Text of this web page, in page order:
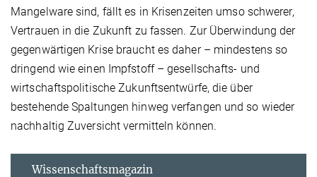
Mangelware sind, fällt es in Krisenzeiten umso schwerer,
Vertrauen in die Zukunft zu fassen. Zur Überwindung der
gegenwärtigen Krise braucht es daher – mindestens so
dringend wie einen Impfstoff – gesellschafts- und
wirtschaftspolitische Zukunftsentwürfe, die über
bestehende Spaltungen hinweg verfangen und so wieder
nachhaltig Zuversicht vermitteln können.
Wissenschaftsmagazin